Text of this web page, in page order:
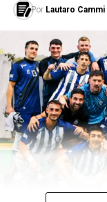
Por Lautaro Cammi